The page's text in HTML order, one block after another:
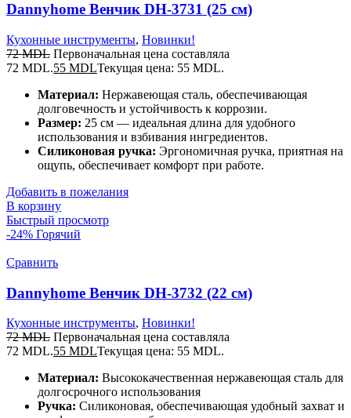
Dannyhome Венчик DH-3731 (25 см)
Кухонные инструменты, Новинки!
72MDL Первоначальная цена составляла
72 MDL.55 MDLТекущая цена: 55 MDL.
Материал: Нержавеющая сталь, обеспечивающая
долговечность и устойчивость к коррозии.
Размер: 25 см — идеальная длина для удобного
использования и взбивания ингредиентов.
Силиконовая ручка: Эргономичная ручка, приятная на
ощупь, обеспечивает комфорт при работе.
Добавить в пожелания
В корзину
Быстрый просмотр
-24% Горячий
Сравнить
Dannyhome Венчик DH-3732 (22 см)
Кухонные инструменты, Новинки!
72MDL Первоначальная цена составляла
72 MDL.55 MDLТекущая цена: 55 MDL.
Материал: Высококачественная нержавеющая сталь для
долгосрочного использования
Ручка: Силиконовая, обеспечивающая удобный захват и